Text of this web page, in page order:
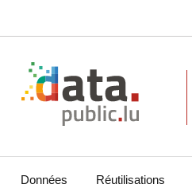
Données Réutilisations